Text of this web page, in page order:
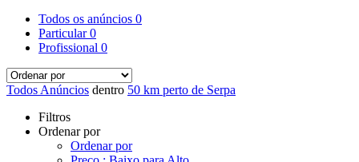
Todos os anúncios 0
Particular0
Profissional 0
Todos Anúncios dentro 50 km perto de Serpa
Filtros
Ordenar por
Ordenar por